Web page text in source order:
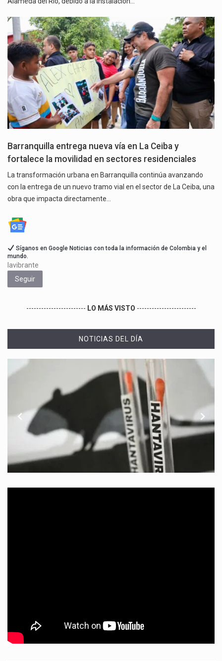
Barranquilla entrega nueva vía en La Ceiba y
fortalece la movilidad en sectores residenciales
La transformación urbana en Barranquilla continúa avanzando
con la entrega de un nuevo tramo vial en el sector de La Ceiba, una
obra que impacta directamente…
Síganos en Google Noticias con toda la información de Colombia y el
mundo.
lavibrante
Seguir
------------------------ LO MÁS VISTO ------------------------
NOTICIAS DEL DÍA